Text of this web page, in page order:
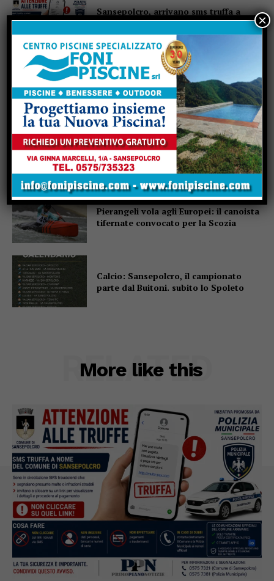
Sansepolcro, arrivano sms truffa a
nome del Comune: “Non cliccate su
quel link”
Terre in Festival, la seconda settimana
tra Sansepolcro e Monterchi
Multe strisce blu nulle dal 23 luglio al 4
agosto, Lignani Marchesani: “Proroga
la convenzione con Ed.Ar.Co, un altro
colpo al Centro storico”
Pierangeli vola agli Europei: il canoista
tifernate convocato per la Scozia
Calcio: Sansepolcro, il campionato
parte dal Buitoni. subito lo Spoleto
More like this
RELATED
×